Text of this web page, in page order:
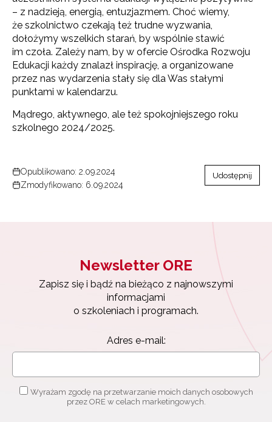
– z nadzieją, energią, entuzjazmem. Choć wiemy,
że szkolnictwo czekają też trudne wyzwania,
dołożymy wszelkich starań, by wspólnie stawić
im czoła. Zależy nam, by w ofercie Ośrodka Rozwoju
Edukacji każdy znalazł inspirację, a organizowane
przez nas wydarzenia stały się dla Was stałymi
punktami w kalendarzu.
Mądrego, aktywnego, ale też spokojniejszego roku
szkolnego 2024/2025.
Opublikowano: 2.09.2024
Zmodyfikowano: 6.09.2024
Udostępnij
Newsletter ORE
Zapisz się i bądź na bieżąco z najnowszymi
informacjami
o szkoleniach i programach.
Adres e-mail:
Wyrażam zgodę na przetwarzanie moich danych osobowych
przez ORE w celach marketingowych.
Newsletter ORE
o szkoleniach i programach.
Adres e-mail:
Zapisuję się